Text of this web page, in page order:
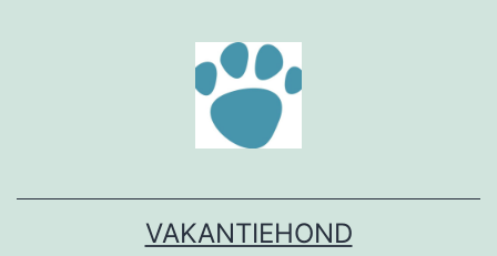
VAKANTIEHOND